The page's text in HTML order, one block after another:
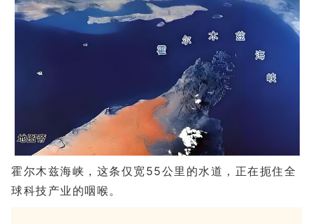
霍尔木兹海峡，这条仅宽55公里的水道，正在扼住全
球科技产业的咽喉。